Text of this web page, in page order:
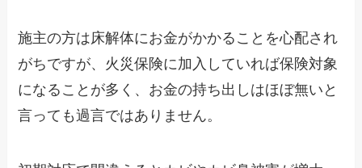
施主の方は床解体にお金がかかることを心配され
がちですが、火災保険に加入していれば保険対象
になることが多く、お金の持ち出しはほぼ無いと
言っても過言ではありません。